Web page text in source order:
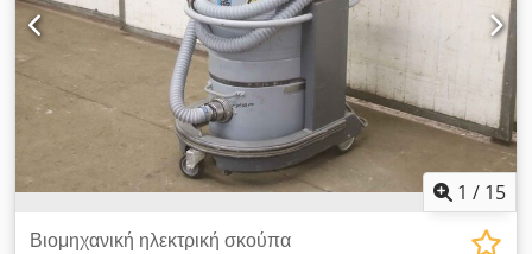
1 / 15
Βιομηχανική ηλεκτρική σκούπα